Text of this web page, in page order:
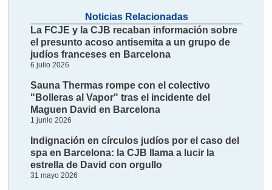
Noticias Relacionadas
La FCJE y la CJB recaban información sobre
el presunto acoso antisemita a un grupo de
judíos franceses en Barcelona
6 julio 2026
Sauna Thermas rompe con el colectivo
"Bolleras al Vapor" tras el incidente del
Maguen David en Barcelona
1 junio 2026
Indignación en círculos judíos por el caso del
spa en Barcelona: la CJB llama a lucir la
estrella de David con orgullo
31 mayo 2026